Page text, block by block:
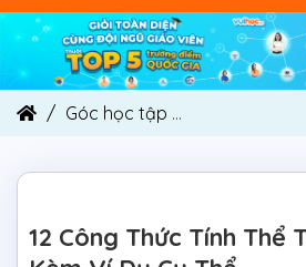
Góc học tập
12 Công Thức Tính Thể